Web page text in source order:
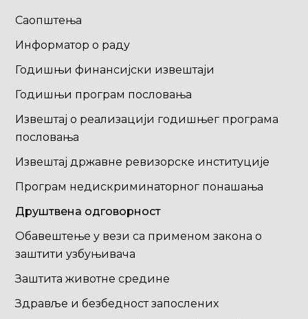
Саопштења
Информатор о раду
Годишњи финансијски извештаји
Годишњи програм пословања
Извештај о реализацији годишњег програма
пословања
Извештај државне ревизорске институције
Програм недискриминаторног понашања
Друштвена одговорност
Обавештење у вези са применом закона о
заштити узбуњивача
Заштита животне средине
Здравље и безбедност запослених